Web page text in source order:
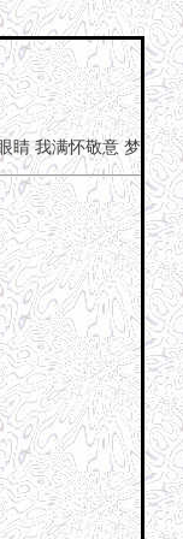
睛 我满怀敬意 梦